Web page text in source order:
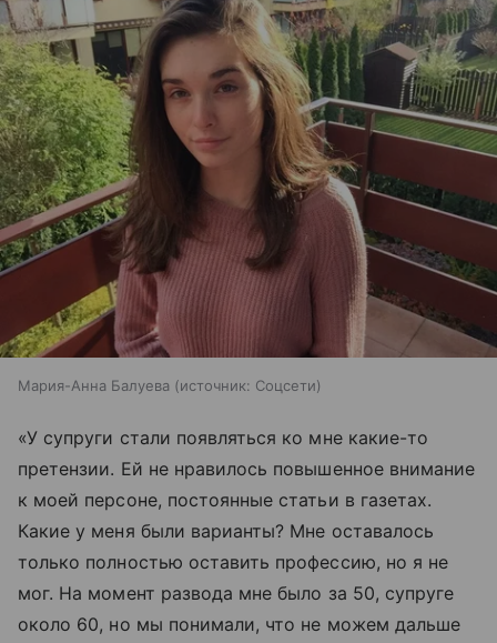
Мария-Анна Балуева источник: Соцсети
«У супруги стали появляться ко мне какие-то
претензии. Ей не нравилось повышенное внимание
к моей персоне, постоянные статьи в газетах.
Какие у меня были варианты? Мне оставалось
только полностью оставить профессию, но я не
мог. На момент развода мне было за 50, супруге
около 60, но мы понимали, что не можем дальше